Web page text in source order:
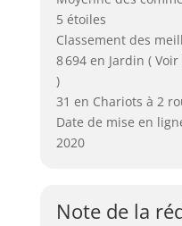
5 étoiles
Classement des
8 694 en Jardin (
)
31 en Chariots à 2
Date de mise en
2020
Note de la